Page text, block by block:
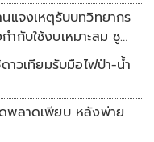
แจงเหตุรับบทวิทยากร
กับใช้งบเหมาะสม ชู
ะดับโปร ลดเหลื่อมล้ำ
ปกว่า900ล้าน เชื่อหาก
อยยับ
าวเทียมรับมือไฟป่า-น้ำ
พลาดเพียบ หลังพ่าย